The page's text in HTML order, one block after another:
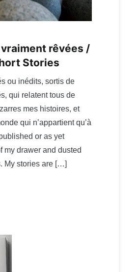
rêvées /
Stories
ou inédits, sortis de
qui relatent tous de
mes histoires, et
qui n’appartient qu’à
or as yet
my drawer and dusted
My stories are […]